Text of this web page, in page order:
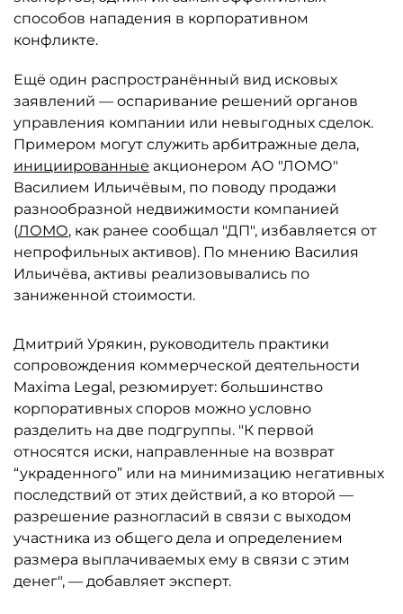
способов нападения в корпоративном
конфликте.
Ещё один распространённый вид исковых
заявлений — оспаривание решений органов
управления компании или невыгодных сделок.
Примером могут служить арбитражные дела,
инициированные акционером АО "ЛОМО"
Василием Ильичёвым, по поводу продажи
разнообразной недвижимости компанией
(ЛОМО, как ранее сообщал "ДП", избавляется от
непрофильных активов). По мнению Василия
Ильичёва, активы реализовывались по
заниженной стоимости.
Дмитрий Урякин, руководитель практики
сопровождения коммерческой деятельности
Maxima Legal, резюмирует: большинство
корпоративных споров можно условно
разделить на две подгруппы. "К первой
относятся иски, направленные на возврат
“украденного” или на минимизацию негативных
последствий от этих действий, а ко второй —
разрешение разногласий в связи с выходом
участника из общего дела и определением
размера выплачиваемых ему в связи с этим
денег", — добавляет эксперт.